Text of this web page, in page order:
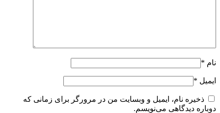
نام *
ایمیل *
ذخیره نام، ایمیل و وبسایت من در مرورگر برای زمانی که
دوباره دیدگاهی می‌نویسم.